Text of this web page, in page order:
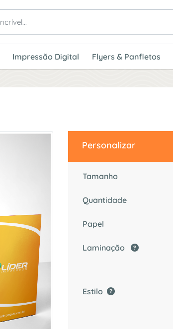
Impressão Digital Flyers & Panfletos
Personalizar
Tamanho
Quantidade
Papel
Laminação
Estilo